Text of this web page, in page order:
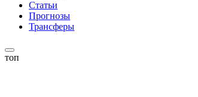
Статьи
Прогнозы
Трансферы
топ